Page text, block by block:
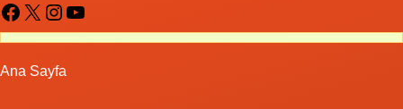
Facebook X Instagram YouTube
Ana Sayfa